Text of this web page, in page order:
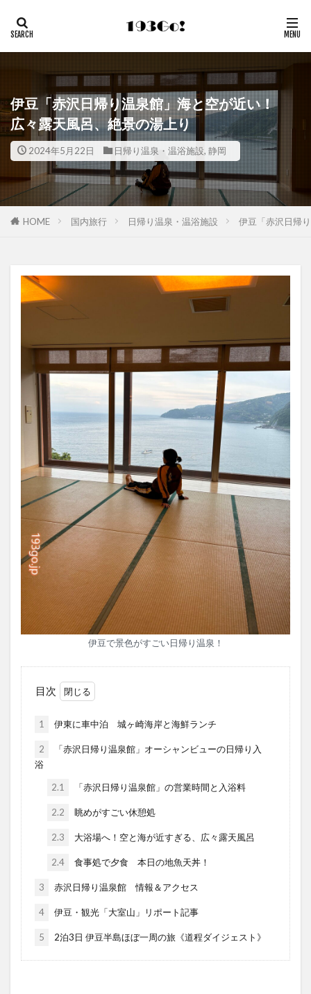
伊豆「赤沢日帰り温泉館」海と空が近い！
広々露天風呂、絶景の湯上り
2024年5月22日 日帰り温泉・温浴施設, 静岡
HOME 国内旅行 日帰り温泉・温浴施設 伊豆「赤沢日帰
伊豆で景色がすごい日帰り温泉！
目次
1 伊東に車中泊 城ヶ崎海岸と海鮮ランチ
2
「赤沢日帰り温泉館」オーシャンビューの日帰り入
浴
2.1 「赤沢日帰り温泉館」の営業時間と入浴料
2.2 眺めがすごい休憩処
2.3 大浴場へ！空と海が近すぎる、広々露天風呂
2.4 食事処で夕食 本日の地魚天丼！
3 赤沢日帰り温泉館 情報＆アクセス
4 伊豆・観光「大室山」リポート記事
5 2泊3日 伊豆半島ほぼ一周の旅《道程ダイジェスト》